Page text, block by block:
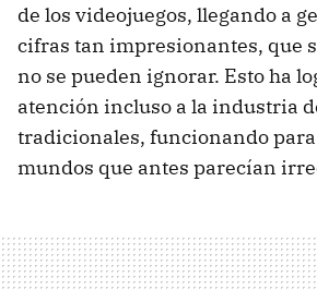
de los videojuegos, llegando a
cifras tan impresionantes, que
no se pueden ignorar. Esto ha
atención incluso a la industria
tradicionales, funcionando
mundos que antes parecían